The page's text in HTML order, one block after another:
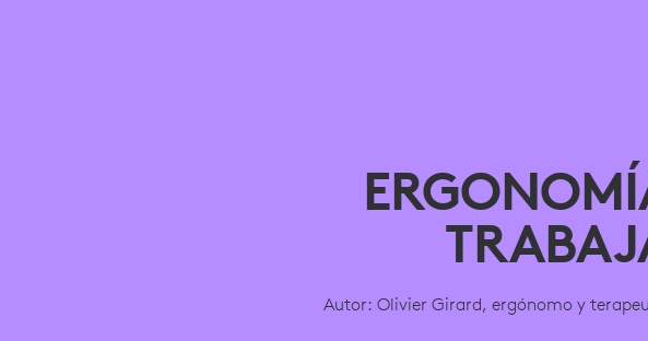
Autor: Olivier Girard, ergónomo y